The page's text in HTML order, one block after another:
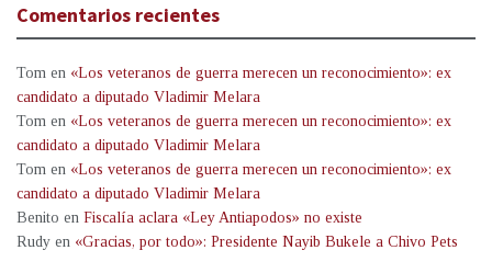
Comentarios recientes
Tom en «Los veteranos de guerra merecen un reconocimiento»: ex
candidato a diputado Vladimir Melara
Tom en «Los veteranos de guerra merecen un reconocimiento»: ex
candidato a diputado Vladimir Melara
Tom en «Los veteranos de guerra merecen un reconocimiento»: ex
candidato a diputado Vladimir Melara
Benito en Fiscalía aclara «Ley Antiapodos» no existe
Rudy en «Gracias, por todo»: Presidente Nayib Bukele a Chivo Pets